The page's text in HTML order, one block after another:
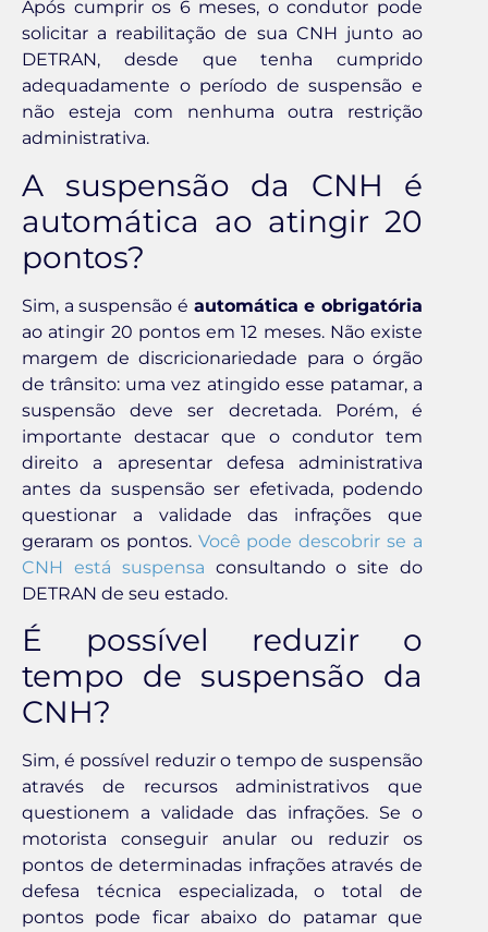
Após cumprir os 6 meses, o condutor pode
solicitar a reabilitação de sua CNH junto ao
DETRAN, desde que tenha cumprido
adequadamente o período de suspensão e
não esteja com nenhuma outra restrição
administrativa.
A suspensão da CNH é
automática ao atingir 20
pontos?
Sim, a suspensão é automática e obrigatória
ao atingir 20 pontos em 12 meses. Não existe
margem de discricionariedade para o órgão
de trânsito: uma vez atingido esse patamar, a
suspensão deve ser decretada. Porém, é
importante destacar que o condutor tem
direito a apresentar defesa administrativa
antes da suspensão ser efetivada, podendo
questionar a validade das infrações que
geraram os pontos. Você pode descobrir se a
CNH está suspensa consultando o site do
DETRAN de seu estado.
É possível reduzir o
tempo de suspensão da
CNH?
Sim, é possível reduzir o tempo de suspensão
através de recursos administrativos que
questionem a validade das infrações. Se o
motorista conseguir anular ou reduzir os
pontos de determinadas infrações através de
defesa técnica especializada, o total de
pontos pode ficar abaixo do patamar que